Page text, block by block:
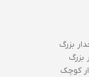
بزرگ
بزرگ
کوچک